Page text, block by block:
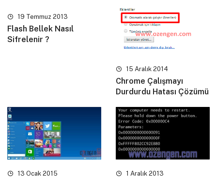
19 Temmuz 2013
Flash Bellek Nasıl
Sifrelenir ?
15 Aralık 2014
Chrome Çalışmayı
Durdurdu Hatası Çözümü
13 Ocak 2015 1 Aralık 2013